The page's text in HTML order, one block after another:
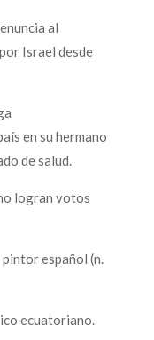
al
Israel desde
en su hermano
de salud.
logran votos
español (n.
ecuatoriano.